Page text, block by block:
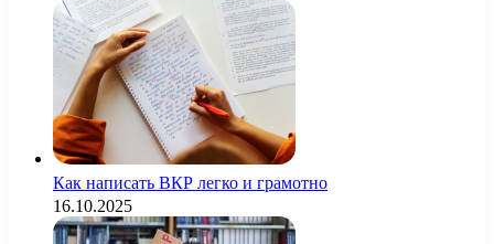
Как написать ВКР легко и грамотно
16.10.2025